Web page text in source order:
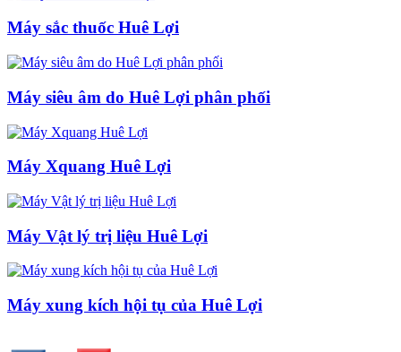
Máy sắc thuốc Huê Lợi
Máy siêu âm do Huê Lợi phân phối
Máy Xquang Huê Lợi
Máy Vật lý trị liệu Huê Lợi
Máy xung kích hội tụ của Huê Lợi